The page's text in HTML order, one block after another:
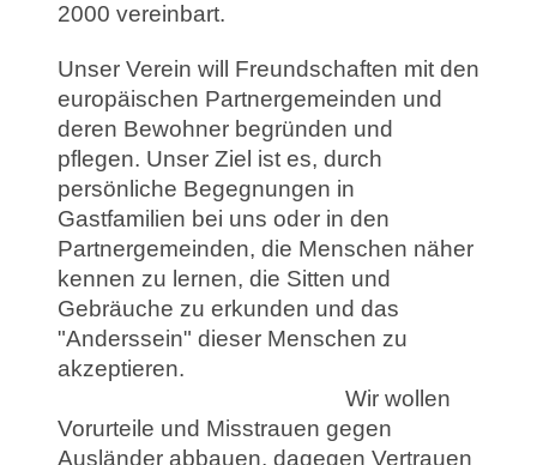
2000 vereinbart.
Unser Verein will Freundschaften mit den
europäischen Partnergemeinden und
deren Bewohner begründen und
pflegen. Unser Ziel ist es, durch
persönliche Begegnungen in
Gastfamilien bei uns oder in den
Partnergemeinden, die Menschen näher
kennen zu lernen, die Sitten und
Gebräuche zu erkunden und das
"Anderssein" dieser Menschen zu
akzeptieren.
Wir wollen
Vorurteile und Misstrauen gegen
Ausländer abbauen, dagegen Vertrauen